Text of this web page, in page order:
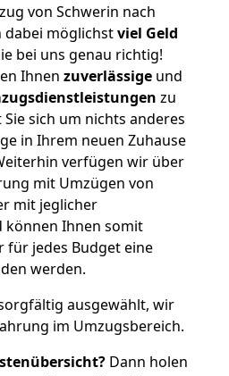
von Schwerin nach
dabei möglichstviel Geld
bei uns genau richtig!
Ihnen zuverlässige und
zu
sich um nichts anderes
in Ihrem neuen Zuhause
verfügen wir über
mit Umzügen von
mit jeglicher
Ihnen somit
für jedes Budget eine
werden.
ausgewählt, wir
im Umzugsbereich.
Dann holen